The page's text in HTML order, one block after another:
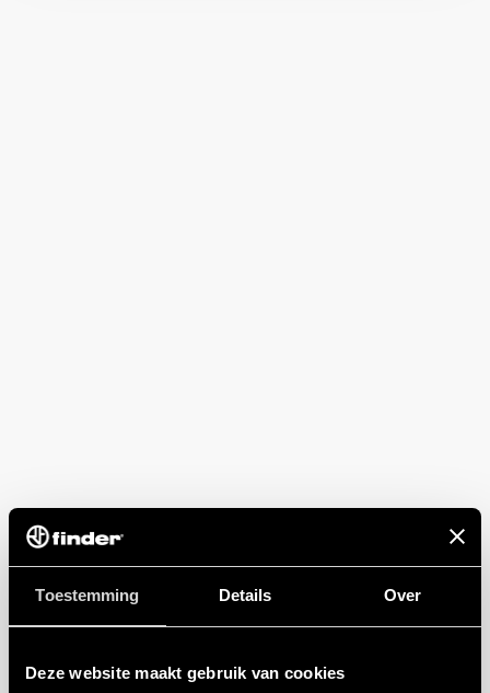
Toestemming Details Over
Deze website maakt gebruik van cookies